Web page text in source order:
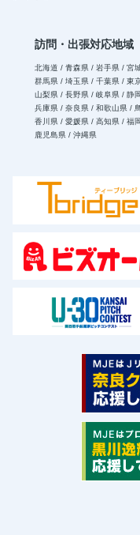
訪問・出張対応地域
北海道 / 青森県 / 岩手県 / 宮
群馬県 / 埼玉県 / 千葉県 / 東
山梨県 / 長野県 / 岐阜県 / 静
兵庫県 / 奈良県 / 和歌山県 /
香川県 / 愛媛県 / 高知県 / 福
鹿児島県 / 沖縄県